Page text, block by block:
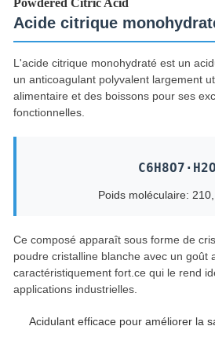
Powdered Citric Acid
Acide citrique
L'acide citrique monohydraté est un
un anticoagulant polyvalent largement
alimentaire et des boissons pour ses
fonctionnelles.
C6H8O7·H2O
Poids moléculaire:
Ce composé apparaît sous forme de
poudre cristalline blanche avec un goût
caractéristiquement fort.ce qui le rend
applications industrielles.
Acidulant efficace pour améliorer la